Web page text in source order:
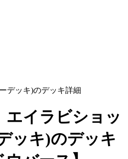
デッキ)のデッキ詳細
エイラビショッ
ッキ)のデッキ